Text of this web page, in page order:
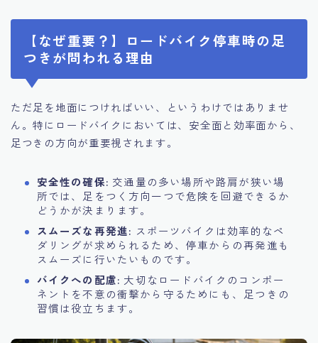
【なぜ重要？】ロードバイク停車時の足
つきが問われる理由
ただ足を地面につければいい、というわけではありませ
ん。特にロードバイクにおいては、安全面と効率面から、
足つきの方向が重要視されます。
安全性の確保: 交通量の多い場所や路肩が狭い場
所では、足をつく方向一つで危険を回避できるか
どうかが決まります。
スムーズな再発進: スポーツバイクは効率的なペ
ダリングが求められるため、停車からの再発進も
スムーズに行いたいものです。
バイクへの配慮: 大切なロードバイクのコンポー
ネントを不意の衝撃から守るためにも、足つきの
習慣は役立ちます。